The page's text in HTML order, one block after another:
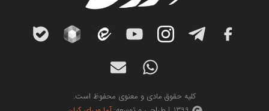
کلیه حقوق مادی و معنوی محفوظ است.